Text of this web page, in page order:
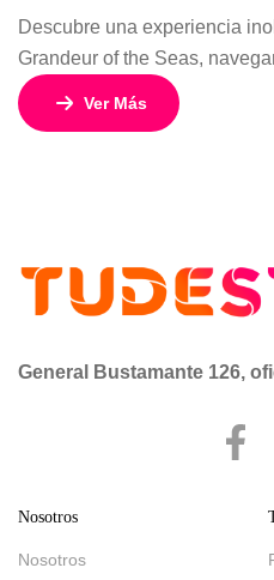
Descubre una experiencia
Grandeur of the Seas,
travesía ideal para quienes
tropicales y excelente
Ver Más
General Bustamante 126,
Nosotros
Nosotros